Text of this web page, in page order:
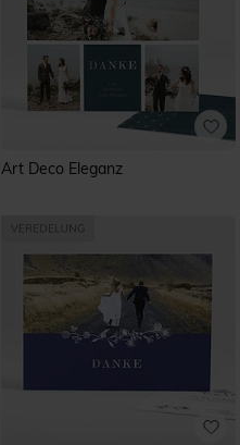
Art Deco Eleganz